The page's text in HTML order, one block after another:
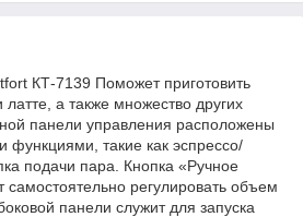
КТ-7139 Поможет приготовить
а также множество других
панели управления расположены
функциями, такие как эспрессо/
подачи пара. Кнопка «Ручное
самостоятельно регулировать объем
панели служит для запуска